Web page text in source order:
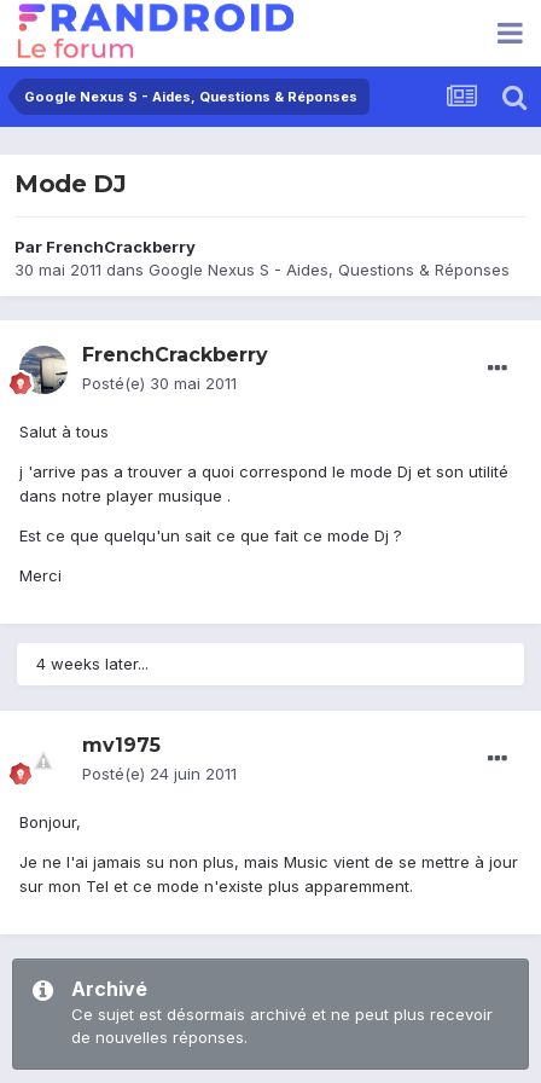
Google Nexus S - Aides, Questions & Réponses
Mode DJ
Par FrenchCrackberry
30 mai 2011 dans Google Nexus S - Aides, Questions & Réponses
FrenchCrackberry
Posté(e) 30 mai 2011
Salut à tous
j 'arrive pas a trouver a quoi correspond le mode Dj et son utilité
dans notre player musique .
Est ce que quelqu'un sait ce que fait ce mode Dj ?
Merci
4 weeks later...
mv1975
Posté(e) 24 juin 2011
Bonjour,
Je ne l'ai jamais su non plus, mais Music vient de se mettre à jour
sur mon Tel et ce mode n'existe plus apparemment.
Archivé
Ce sujet est désormais archivé et ne peut plus recevoir
de nouvelles réponses.